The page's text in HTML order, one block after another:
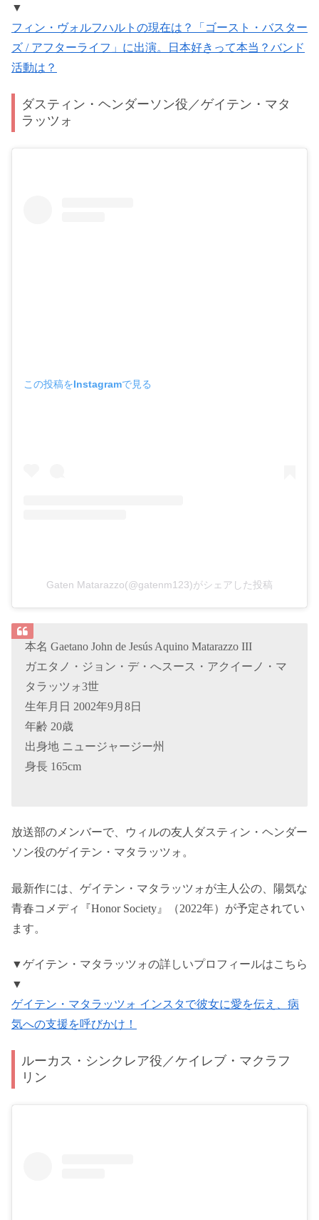
▼
フィン・ヴォルフハルトの現在は？「ゴースト・バスター
ズ / アフターライフ」に出演。日本好きって本当？バンド
活動は？
ダスティン・ヘンダーソン役／ゲイテン・マタ
ラッツォ
この投稿をInstagramで見る
Gaten Matarazzo(@gatenm123)がシェアした投稿
本名 Gaetano John de Jesús Aquino Matarazzo III
ガエタノ・ジョン・デ・へスース・アクイーノ・マ
タラッツォ3世
生年月日 2002年9月8日
年齢 20歳
出身地 ニュージャージー州
身長 165cm
放送部のメンバーで、ウィルの友人ダスティン・ヘンダー
ソン役のゲイテン・マタラッツォ。
最新作には、ゲイテン・マタラッツォが主人公の、陽気な
青春コメディ『Honor Society』（2022年）が予定されてい
ます。
▼ゲイテン・マタラッツォの詳しいプロフィールはこちら
▼
ゲイテン・マタラッツォ インスタで彼女に愛を伝え、病
気への支援を呼びかけ！
ルーカス・シンクレア役／ケイレブ・マクラフ
リン